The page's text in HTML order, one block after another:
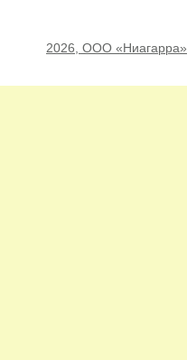
2026, ООО «Ниагарра»